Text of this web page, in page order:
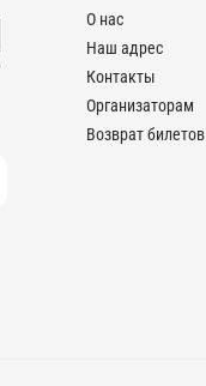
О нас
Наш адрес
Контакты
Организаторам
Возврат билетов